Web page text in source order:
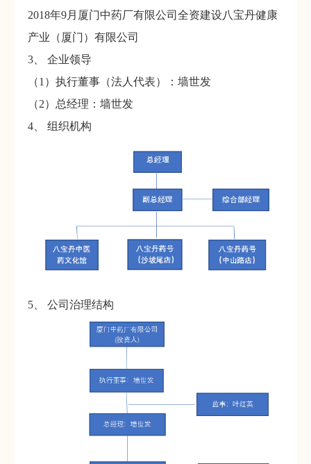
2018年9月厦门中药厂有限公司全资建设八宝丹健康
产业（厦门）有限公司
3、 企业领导
（1）执行董事（法人代表）：墙世发
（2）总经理：墙世发
4、 组织机构
5、 公司治理结构